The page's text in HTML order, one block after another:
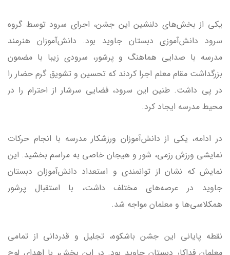
یکی از بخش‌های دلنشین این جشن، اجرای سرود توسط گروه
سرود دانش‌آموزی دبستان جاوید بود. دانش‌آموزان هنرمند
مدرسه با صدایی هماهنگ و پرشور، سرودی زیبا با مضمون
بزرگداشت مقام معلم اجرا کردند که تحسین و تشویق گرم حضار را
در پی داشت. طنین این سرود، فضایی سرشار از احترام را در
محیط مدرسه ایجاد کرد.
در ادامه، یکی از دانش‌آموزان ورزشکار مدرسه با انجام حرکات
نمایشی ورزش رزمی، شور و هیجان خاصی به مراسم بخشید. این
نمایش که نشان از توانمندی و استعداد دانش‌آموزان دبستان
جاوید در عرصه‌های مختلف داشت، با استقبال پرشور
همکلاسی‌ها و معلمان مواجه شد.
نقطه پایانی این جشن باشکوه، تجلیل و قدردانی از تمامی